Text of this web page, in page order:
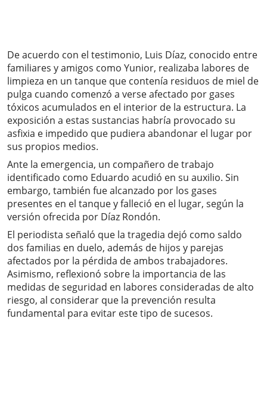
De acuerdo con el testimonio, Luis Díaz, conocido entre
familiares y amigos como Yunior, realizaba labores de
limpieza en un tanque que contenía residuos de miel de
pulga cuando comenzó a verse afectado por gases
tóxicos acumulados en el interior de la estructura. La
exposición a estas sustancias habría provocado su
asfixia e impedido que pudiera abandonar el lugar por
sus propios medios.
Ante la emergencia, un compañero de trabajo
identificado como Eduardo acudió en su auxilio. Sin
embargo, también fue alcanzado por los gases
presentes en el tanque y falleció en el lugar, según la
versión ofrecida por Díaz Rondón.
El periodista señaló que la tragedia dejó como saldo
dos familias en duelo, además de hijos y parejas
afectados por la pérdida de ambos trabajadores.
Asimismo, reflexionó sobre la importancia de las
medidas de seguridad en labores consideradas de alto
riesgo, al considerar que la prevención resulta
fundamental para evitar este tipo de sucesos.